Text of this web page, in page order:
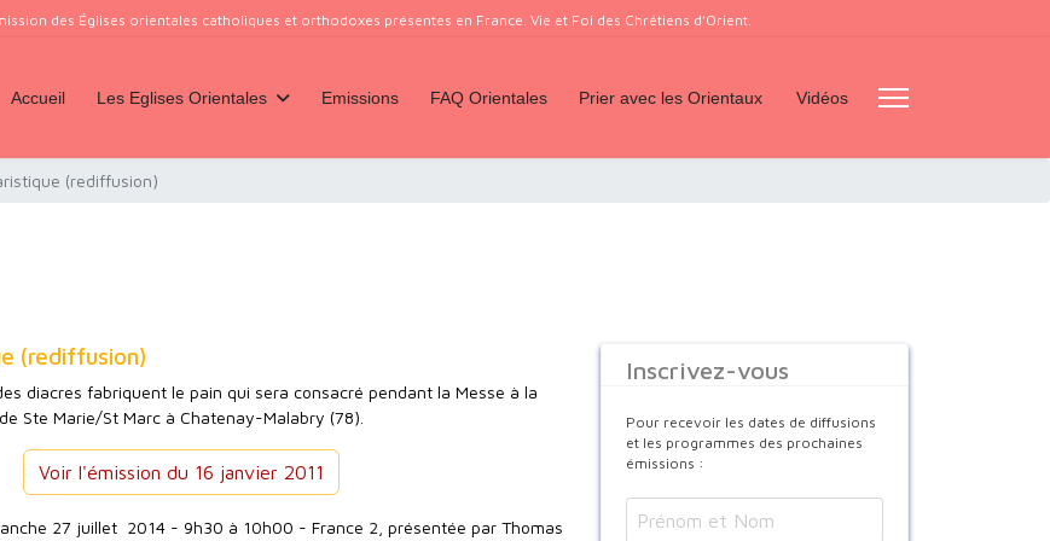
des Églises orientales catholiques et orthodoxes présentes en France. Vie et Foi des Chrétiens d’Orient.
Accueil Les Eglises Orientales Emissions FAQ Orientales Prier avec les Orientaux Vidéos
(rediffusion)
(rediffusion)
diacres fabriquent le pain qui sera consacré pendant la Messe à la
Ste Marie/St Marc à Chatenay-Malabry (78).
Voir l'émission du 16 janvier 2011
27 juillet 2014 - 9h30 à 10h00 - France 2, présentée par Thomas
Inscrivez-vous
Pour recevoir les dates de diffusions
et les programmes des prochaines
émissions :